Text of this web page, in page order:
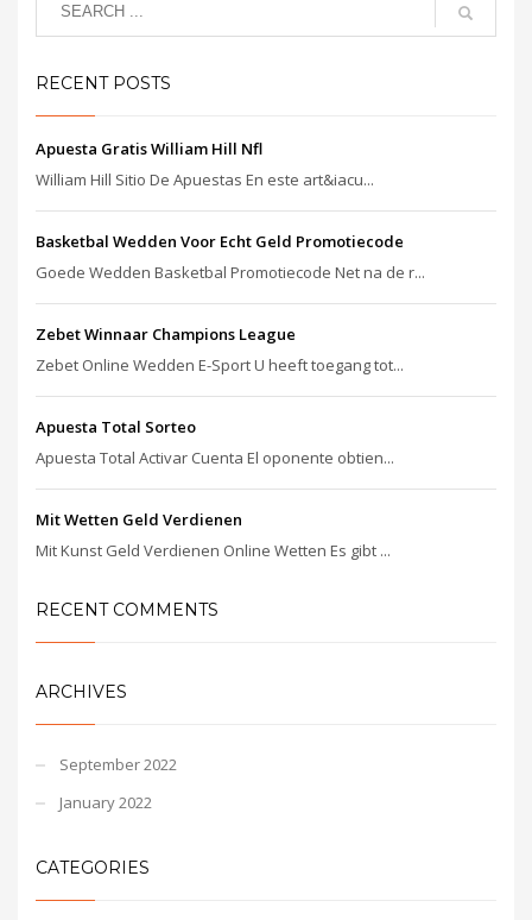
RECENT POSTS
Apuesta Gratis William Hill Nfl
William Hill Sitio De Apuestas En este art&iacu...
Basketbal Wedden Voor Echt Geld Promotiecode
Goede Wedden Basketbal Promotiecode Net na de r...
Zebet Winnaar Champions League
Zebet Online Wedden E-Sport U heeft toegang tot...
Apuesta Total Sorteo
Apuesta Total Activar Cuenta El oponente obtien...
Mit Wetten Geld Verdienen
Mit Kunst Geld Verdienen Online Wetten Es gibt ...
RECENT COMMENTS
ARCHIVES
September 2022
January 2022
CATEGORIES